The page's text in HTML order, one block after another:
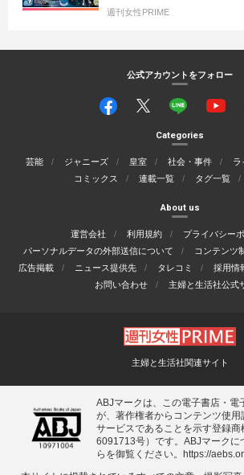
週刊女性PRIME
公式アカウントをフォロー
Categories
芸能 ジャニーズ 皇室 社会・事件 ラ
コミックス
連載一覧 タグ一覧
About us
運営会社 利用規約
プライバシー
パーソナルデータの外部送信について
コンテンツ
広告掲載
ニュース提供先 タレコミ 採用情
お問い合わせ
主婦と生活社公式
主婦と生活社関連サイト
ABJマークは、この電子書店・電
が、著作権者からコンテンツ使
サービスであることを示す登録商
6091713号）です。ABJマークに
らを御覧ください。 https://